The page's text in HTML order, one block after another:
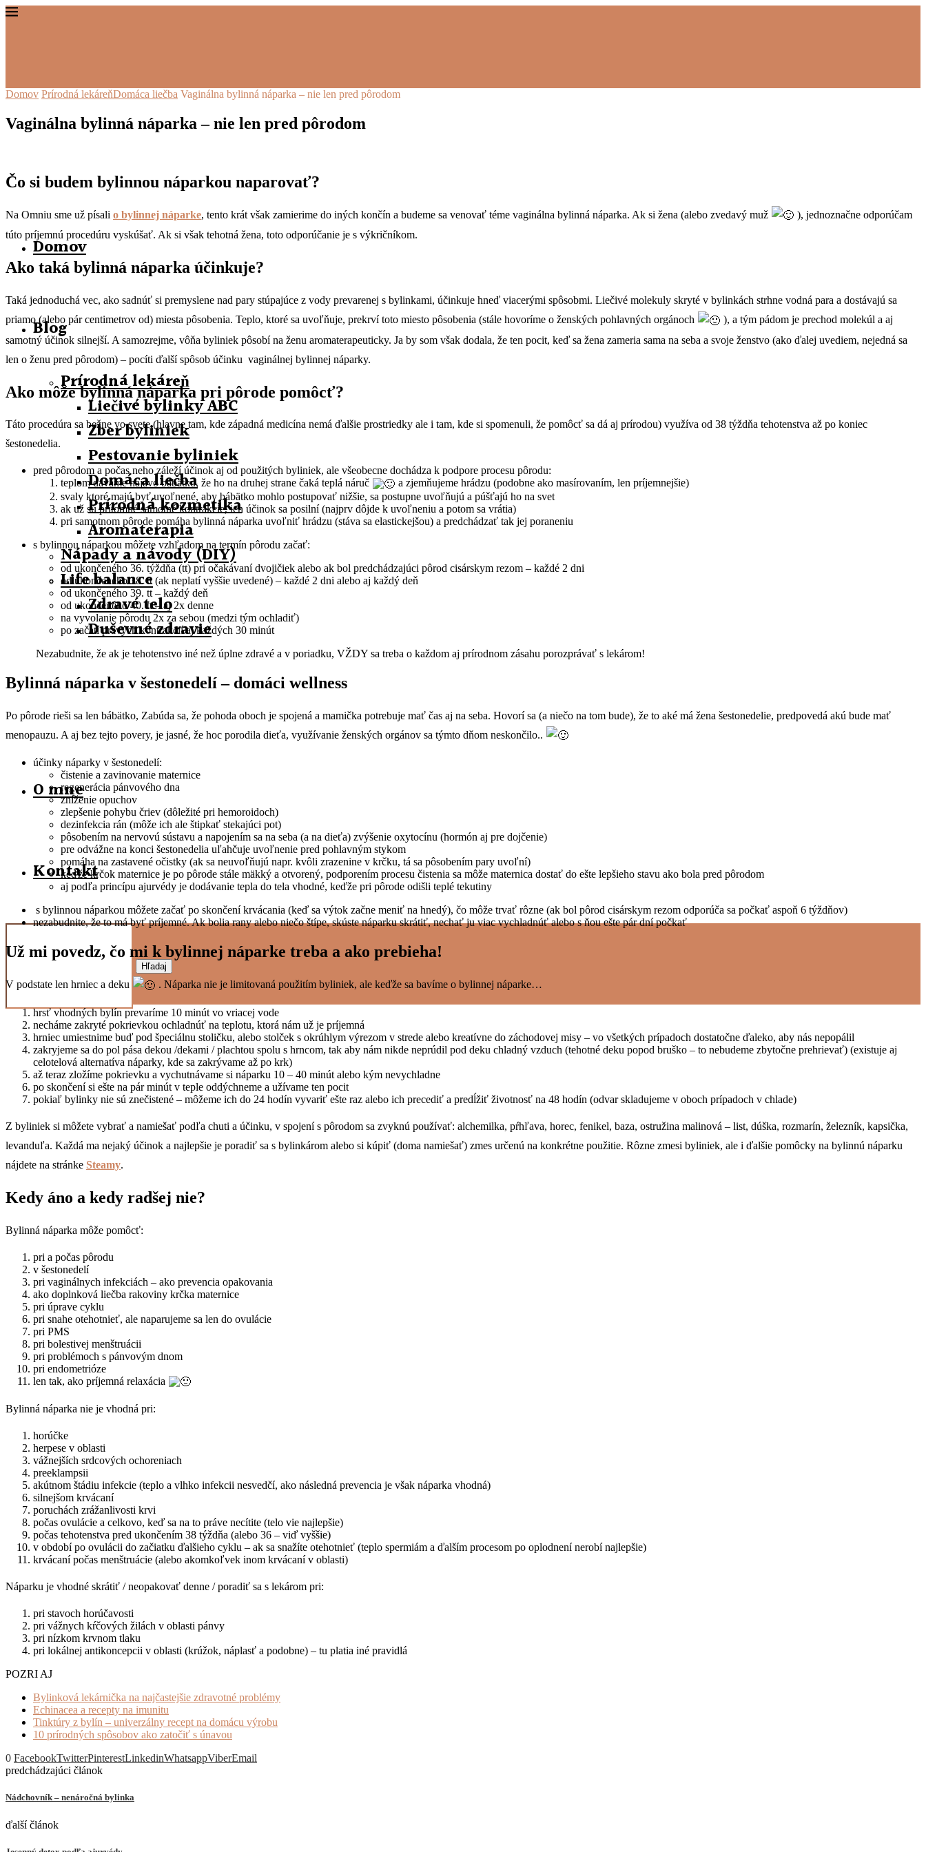
Domov
Blog
Prírodná lekáreň
Liečivé bylinky ABC
Zber byliniek
Pestovanie byliniek
Domáca liečba
Prírodná kozmetika
Aromaterapia
Nápady a návody (DIY)
Life balance
Zdravé telo
Duševné zdravie
O mne
Kontakt
Hľadaj
Domov Prírodná lekáreňDomáca liečba Vaginálna bylinná náparka – nie len pred pôrodom
Vaginálna bylinná náparka – nie len pred pôrodom
Čo si budem bylinnou náparkou naparovať?
Na Omniu sme už písali o bylinnej náparke, tento krát však zamierime do iných končín a budeme sa venovať téme vaginálna bylinná náparka. Ak si žena (alebo zvedavý muž
), jednoznačne odporúčam
túto príjemnú procedúru vyskúšať. Ak si však tehotná žena, toto odporúčanie je s výkričníkom.
Ako taká bylinná náparka účinkuje?
Taká jednoduchá vec, ako sadnúť si premyslene nad pary stúpajúce z vody prevarenej s bylinkami, účinkuje hneď viacerými spôsobmi. Liečivé molekuly skryté v bylinkách strhne vodná para a dostávajú sa
priamo (alebo pár centimetrov od) miesta pôsobenia. Teplo, ktoré sa uvoľňuje, prekrví toto miesto pôsobenia (stále hovoríme o ženských pohlavných orgánoch
), a tým pádom je prechod molekúl a aj
samotný účinok silnejší. A samozrejme, vôňa byliniek pôsobí na ženu aromaterapeuticky. Ja by som však dodala, že ten pocit, keď sa žena zameria sama na seba a svoje ženstvo (ako ďalej uvediem, nejedná sa
len o ženu pred pôrodom) – pocíti ďalší spôsob účinku vaginálnej bylinnej náparky.
Ako môže bylinná náparka pri pôrode pomôcť?
Táto procedúra sa bežne vo svete (hlavne tam, kde západná medicína nemá ďalšie prostriedky ale i tam, kde si spomenuli, že pomôcť sa dá aj prírodou) využíva od 38 týždňa tehotenstva až po koniec
šestonedelia.
pred pôrodom a počas neho záleží účinok aj od použitých byliniek, ale všeobecne dochádza k podpore procesu pôrodu:
teplom dávame najavo bábätku, že ho na druhej strane čaká teplá náruč
a zjemňujeme hrádzu (podobne ako masírovaním, len príjemnejšie)
svaly ktoré majú byť uvoľnené, aby bábätko mohlo postupovať nižšie, sa postupne uvoľňujú a púšťajú ho na svet
ak už sú prítomné samotné kontrakcie, ich účinok sa posilní (najprv dôjde k uvoľneniu a potom sa vrátia)
pri samotnom pôrode pomáha bylinná náparka uvoľniť hrádzu (stáva sa elastickejšou) a predchádzať tak jej poraneniu
s bylinnou náparkou môžete vzhľadom na termín pôrodu začať:
od ukončeného 36. týždňa (tt) pri očakávaní dvojičiek alebo ak bol predchádzajúci pôrod cisárskym rezom – každé 2 dni
od ukončeného 38. tt (ak neplatí vyššie uvedené) – každé 2 dni alebo aj každý deň
od ukončeného 39. tt – každý deň
od ukončeného 40. tt – aj 2x denne
na vyvolanie pôrodu 2x za sebou (medzi tým ochladiť)
po začatí pravých kontrakcií aj každých 30 minút
Nezabudnite, že ak je tehotenstvo iné než úplne zdravé a v poriadku, VŽDY sa treba o každom aj prírodnom zásahu porozprávať s lekárom!
Bylinná náparka v šestonedelí – domáci wellness
Po pôrode rieši sa len bábätko, Zabúda sa, že pohoda oboch je spojená a mamička potrebuje mať čas aj na seba. Hovorí sa (a niečo na tom bude), že to aké má žena šestonedelie, predpovedá akú bude mať
menopauzu. A aj bez tejto povery, je jasné, že hoc porodila dieťa, využívanie ženských orgánov sa týmto dňom neskončilo..
účinky náparky v šestonedelí:
čistenie a zavinovanie maternice
regenerácia pánvového dna
zníženie opuchov
zlepšenie pohybu čriev (dôležité pri hemoroidoch)
dezinfekcia rán (môže ich ale štipkať stekajúci pot)
pôsobením na nervovú sústavu a napojením sa na seba (a na dieťa) zvýšenie oxytocínu (hormón aj pre dojčenie)
pre odvážne na konci šestonedelia uľahčuje uvoľnenie pred pohlavným stykom
pomáha na zastavené očistky (ak sa neuvoľňujú napr. kvôli zrazenine v krčku, tá sa pôsobením pary uvoľní)
keďže krčok maternice je po pôrode stále mäkký a otvorený, podporením procesu čistenia sa môže maternica dostať do ešte lepšieho stavu ako bola pred pôrodom
aj podľa princípu ajurvédy je dodávanie tepla do tela vhodné, keďže pri pôrode odišli teplé tekutiny
s bylinnou náparkou môžete začať po skončení krvácania (keď sa výtok začne meniť na hnedý), čo môže trvať rôzne (ak bol pôrod cisárskym rezom odporúča sa počkať aspoň 6 týždňov)
nezabudnite, že to má byť príjemné. Ak bolia rany alebo niečo štípe, skúste náparku skrátiť, nechať ju viac vychladnúť alebo s ňou ešte pár dní počkať
Už mi povedz, čo mi k bylinnej náparke treba a ako prebieha!
V podstate len hrniec a deku . Náparka nie je limitovaná použitím byliniek, ale keďže sa bavíme o bylinnej náparke…
hrsť vhodných bylín prevaríme 10 minút vo vriacej vode
necháme zakryté pokrievkou ochladnúť na teplotu, ktorá nám už je príjemná
hrniec umiestnime buď pod špeciálnu stoličku, alebo stolček s okrúhlym výrezom v strede alebo kreatívne do záchodovej misy – vo všetkých prípadoch dostatočne ďaleko, aby nás nepopálil
zakryjeme sa do pol pása dekou /dekami / plachtou spolu s hrncom, tak aby nám nikde neprúdil pod deku chladný vzduch (tehotné deku popod bruško – to nebudeme zbytočne prehrievať) (existuje aj
celotelová alternatíva náparky, kde sa zakrývame až po krk)
až teraz zložíme pokrievku a vychutnávame si náparku 10 – 40 minút alebo kým nevychladne
po skončení si ešte na pár minút v teple oddýchneme a užívame ten pocit
pokiaľ bylinky nie sú znečistené – môžeme ich do 24 hodín vyvariť ešte raz alebo ich precediť a predĺžiť životnosť na 48 hodín (odvar skladujeme v oboch prípadoch v chlade)
Z byliniek si môžete vybrať a namiešať podľa chuti a účinku, v spojení s pôrodom sa zvyknú používať: alchemilka, pŕhľava, horec, fenikel, baza, ostružina malinová – list, dúška, rozmarín, železník, kapsička,
levanduľa. Každá ma nejaký účinok a najlepšie je poradiť sa s bylinkárom alebo si kúpiť (doma namiešať) zmes určenú na konkrétne použitie. Rôzne zmesi byliniek, ale i ďalšie pomôcky na bylinnú náparku
nájdete na stránke Steamy.
Kedy áno a kedy radšej nie?
Bylinná náparka môže pomôcť:
pri a počas pôrodu
v šestonedelí
pri vaginálnych infekciách – ako prevencia opakovania
ako doplnková liečba rakoviny krčka maternice
pri úprave cyklu
pri snahe otehotnieť, ale naparujeme sa len do ovulácie
pri PMS
pri bolestivej menštruácii
pri problémoch s pánvovým dnom
pri endometrióze
len tak, ako príjemná relaxácia
Bylinná náparka nie je vhodná pri:
horúčke
herpese v oblasti
vážnejších srdcových ochoreniach
preeklampsii
akútnom štádiu infekcie (teplo a vlhko infekcii nesvedčí, ako následná prevencia je však náparka vhodná)
silnejšom krvácaní
poruchách zrážanlivosti krvi
počas ovulácie a celkovo, keď sa na to práve necítite (telo vie najlepšie)
počas tehotenstva pred ukončením 38 týždňa (alebo 36 – viď vyššie)
v období po ovulácii do začiatku ďalšieho cyklu – ak sa snažíte otehotnieť (teplo spermiám a ďalším procesom po oplodnení nerobí najlepšie)
krvácaní počas menštruácie (alebo akomkoľvek inom krvácaní v oblasti)
Náparku je vhodné skrátiť / neopakovať denne / poradiť sa s lekárom pri:
pri stavoch horúčavosti
pri vážnych kŕčových žilách v oblasti pánvy
pri nízkom krvnom tlaku
pri lokálnej antikoncepcii v oblasti (krúžok, náplasť a podobne) – tu platia iné pravidlá
POZRI AJ
Bylinková lekárnička na najčastejšie zdravotné problémy
Echinacea a recepty na imunitu
Tinktúry z bylín – univerzálny recept na domácu výrobu
10 prírodných spôsobov ako zatočiť s únavou
0 FacebookTwitterPinterestLinkedinWhatsappViberEmail
predchádzajúci článok
Nádchovník – nenáročná bylinka
ďalší článok